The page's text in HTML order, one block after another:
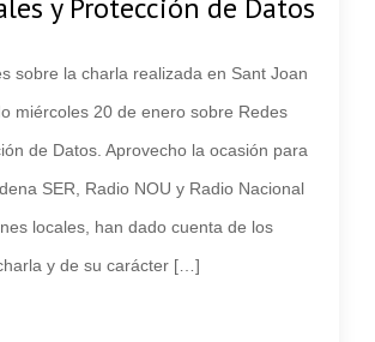
y Protección de Datos
sobre la charla realizada en Sant Joan
miércoles 20 de enero sobre Redes
de Datos. Aprovecho la ocasión para
SER, Radio NOU y Radio Nacional
locales, han dado cuenta de los
y de su carácter […]